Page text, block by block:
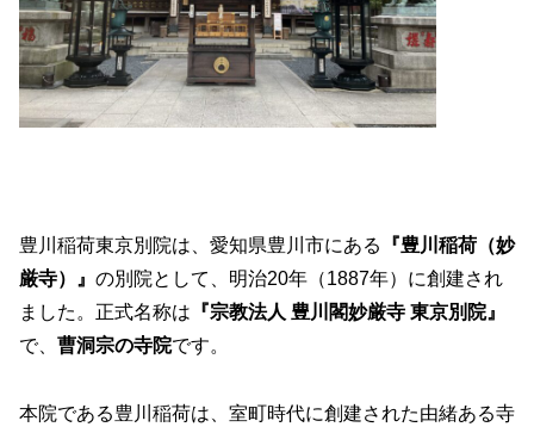
豊川稲荷東京別院は、愛知県豊川市にある
『豊川稲荷（妙
厳寺）』 の別院として、明治20年（1887年）に創建され
ました。正式名称は 『宗教法人 豊川閣妙厳寺 東京別院』
で、 曹洞宗の寺院です。
本院である豊川稲荷は、室町時代に創建された由緒ある寺